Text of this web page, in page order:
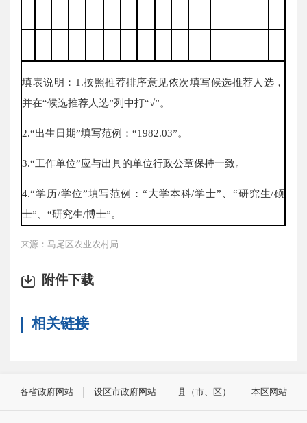
填表说明：1.按照推荐排序意见依次填写候选推荐人选，
并在“候选推荐人选”列中打“√”。
2.“出生日期”填写范例：“1982.03”。
3.“工作单位”应与出具的单位行政公章保持一致。
4.“学历/学位”填写范例：“大学本科/学士”、“研究生/硕
士”、“研究生/博士”。
来源：马尾区农业农村局
附件下载
相关链接
各省政府网站 设区市政府网站 县（市、区） 本区网站